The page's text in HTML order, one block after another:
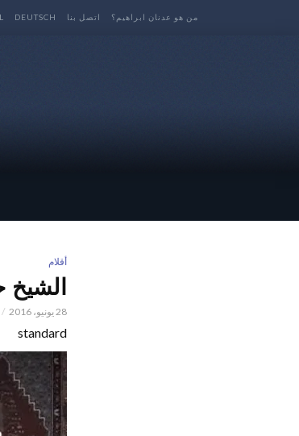
من هو عدنان ابراهيم؟ اتصل بنا DEUTSCH
أقلام
28 يونيو، 2016
standard